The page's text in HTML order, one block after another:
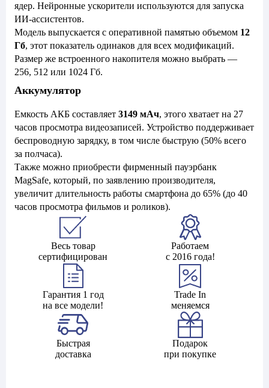
ядер. Нейронные ускорители используются для запуска
ИИ-ассистентов.
Модель выпускается с оперативной памятью объемом 12
Гб, этот показатель одинаков для всех модификаций.
Размер же встроенного накопителя можно выбрать —
256, 512 или 1024 Гб.
Аккумулятор
Емкость АКБ составляет 3149 мАч, этого хватает на 27
часов просмотра видеозаписей. Устройство поддерживает
беспроводную зарядку, в том числе быструю (50% всего
за полчаса).
Также можно приобрести фирменный пауэрбанк
MagSafe, который, по заявлению производителя,
увеличит длительность работы смартфона до 65% (до 40
часов просмотра фильмов и роликов).
Весь товар
сертифицирован
Работаем
с 2016 года!
Гарантия 1 год
на все модели!
Trade In
меняемся
Быстрая
доставка
Подарок
при покупке